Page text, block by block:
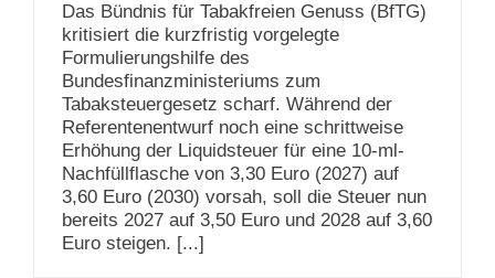
Das Bündnis für Tabakfreien Genuss (BfTG)
kritisiert die kurzfristig vorgelegte
Formulierungshilfe des
Bundesfinanzministeriums zum
Tabaksteuergesetz scharf. Während der
Referentenentwurf noch eine schrittweise
Erhöhung der Liquidsteuer für eine 10-ml-
Nachfüllflasche von 3,30 Euro (2027) auf
3,60 Euro (2030) vorsah, soll die Steuer nun
bereits 2027 auf 3,50 Euro und 2028 auf 3,60
Euro steigen. [...]